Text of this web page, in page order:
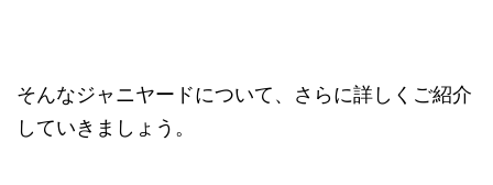
そんなジャニヤードについて、さらに詳しくご紹介
していきましょう。